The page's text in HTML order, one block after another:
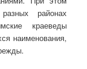
районах
краеведы
наименования,